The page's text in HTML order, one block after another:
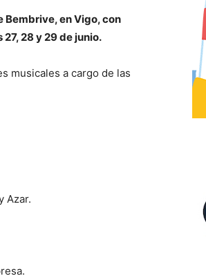
Bembrive, en Vigo, con
28 y 29 de junio.
musicales a cargo de las
Azar.